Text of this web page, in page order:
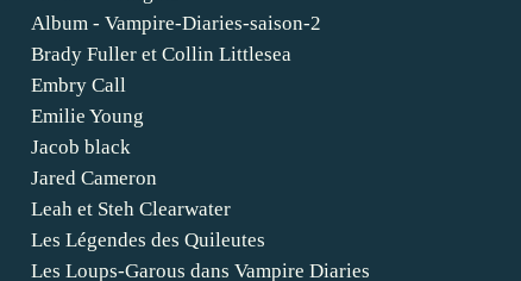
Album - Vampire-Diaries-saison-2
Brady Fuller et Collin Littlesea
Embry Call
Emilie Young
Jacob black
Jared Cameron
Leah et Steh Clearwater
Les Légendes des Quileutes
Les Loups-Garous dans Vampire Diaries